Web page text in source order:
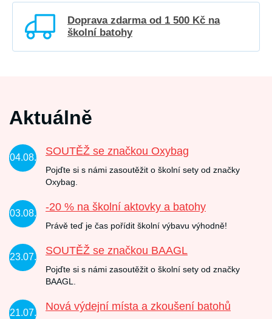
Doprava zdarma od 1 500 Kč na
školní batohy
Aktuálně
04.08.
SOUTĚŽ se značkou Oxybag
Pojďte si s námi zasoutěžit o školní sety od značky
Oxybag.
03.08.
-20 % na školní aktovky a batohy
Právě teď je čas pořídit školní výbavu výhodně!
23.07.
SOUTĚŽ se značkou BAAGL
Pojďte si s námi zasoutěžit o školní sety od značky
BAAGL.
21.07.
Nová výdejní místa a zkoušení batohů